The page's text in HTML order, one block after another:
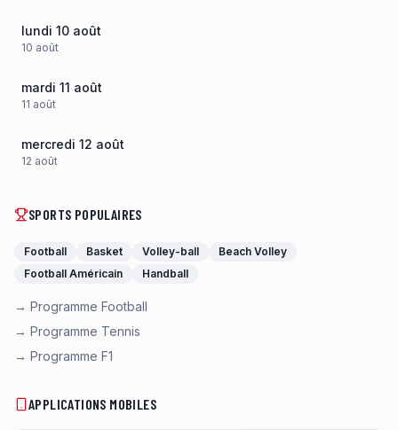
lundi 10 août
10 août
mardi 11 août
11 août
mercredi 12 août
12 août
SPORTS POPULAIRES
Football Basket Volley-ball
Beach Volley
Football Américain
Handball
→ Programme Football
→ Programme Tennis
→ Programme F1
APPLICATIONS MOBILES